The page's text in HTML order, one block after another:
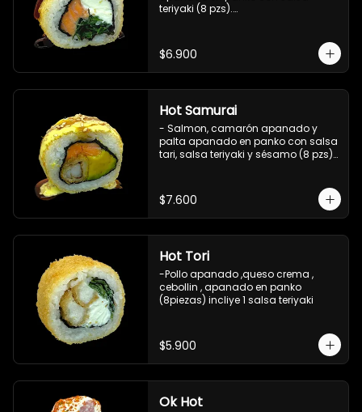
teriyaki (8 pzs).
$6.900
Hot Samurai
- Salmon, camarón apanado y
palta apanado en panko con salsa
tari, salsa teriyaki y sésamo (8 pzs).
$7.600
Hot Tori
-Pollo apanado ,queso crema ,
cebollin , apanado en panko
(8piezas) incliye 1 salsa teriyaki
$5.900
Ok Hot